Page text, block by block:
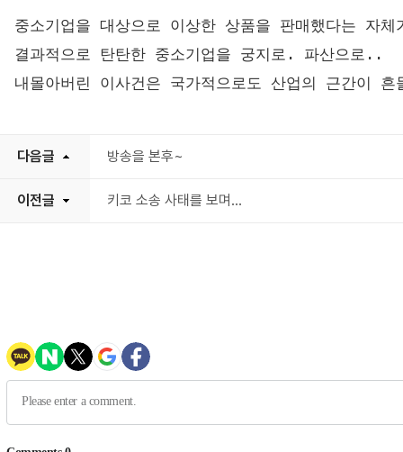
중소기업을 대상으로 이상한 상품을 판매했다는 자
결과적으로 탄탄한 중소기업을 궁지로. 파산으로..
내몰아버린 이사건은 국가적으로도 산업의 근간이
다음글 방송을 본후~
이전글 키코 소송 사태를 보며...